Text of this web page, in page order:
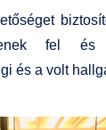
fel
és a volt